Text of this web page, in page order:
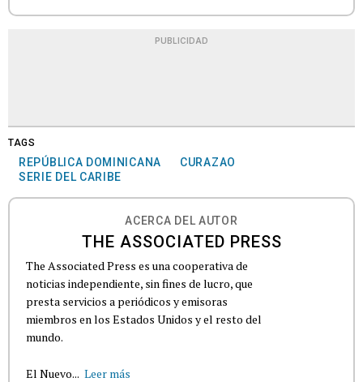
PUBLICIDAD
TAGS
REPÚBLICA DOMINICANA
CURAZAO
SERIE DEL CARIBE
ACERCA DEL AUTOR
THE ASSOCIATED PRESS
The Associated Press es una cooperativa de
noticias independiente, sin fines de lucro, que
presta servicios a periódicos y emisoras
miembros en los Estados Unidos y el resto del
mundo.
El Nuevo... Leer más